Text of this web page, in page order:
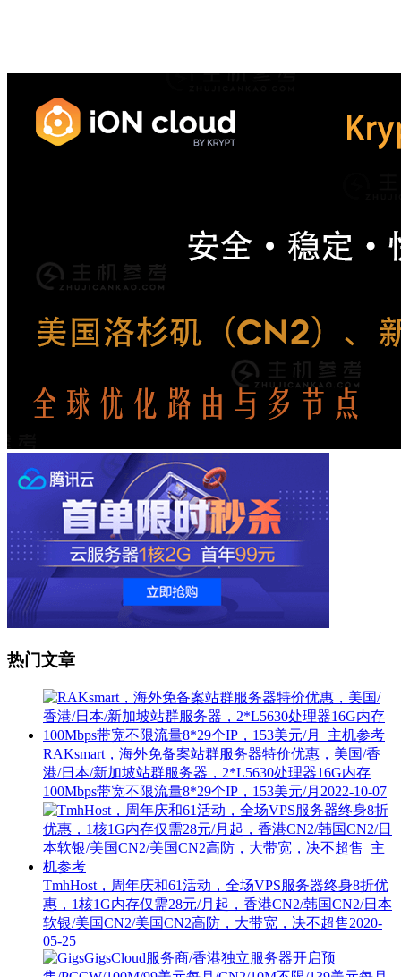
热门文章
RAKsmart，海外免备案站群服务器特价优惠，美国/香
港/日本/新加坡站群服务器，2*L5630处理器16G内存
100Mbps带宽不限流量8*29个IP，153美元/月 2022-10-07
TmhHost，周年庆和61活动，全场VPS服务器终身8折优
惠，1核1G内存仅需28元/月起，香港CN2/韩国CN2/日本
软银/美国CN2/美国CN2高防，大带宽，决不超售2020-
05-25